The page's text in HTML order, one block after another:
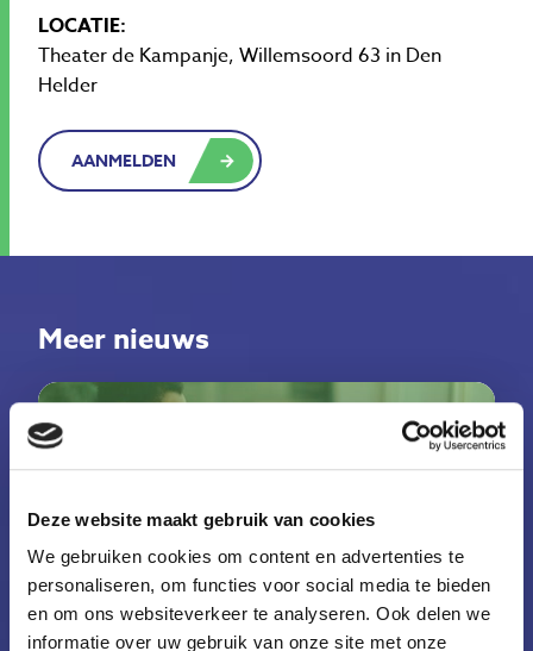
Deze website maakt gebruik van cookies
We gebruiken cookies om content en advertenties te
personaliseren, om functies voor social media te bieden
en om ons websiteverkeer te analyseren. Ook delen we
informatie over uw gebruik van onze site met onze
LOCATIE:
Theater de Kampanje, Willemsoord 63 in Den
Helder
AANMELDEN
Meer nieuws